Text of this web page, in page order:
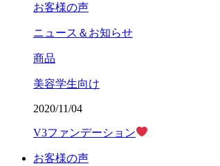
お客様の声
ニュース＆お知らせ
商品
美容学生向け
2020/11/04
V3ファンデーション
お客様の声